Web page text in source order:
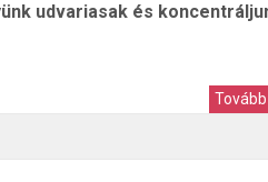
udvariasak és